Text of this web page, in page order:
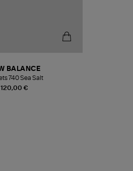
120,00 €
BALANCE
740 Sea Salt